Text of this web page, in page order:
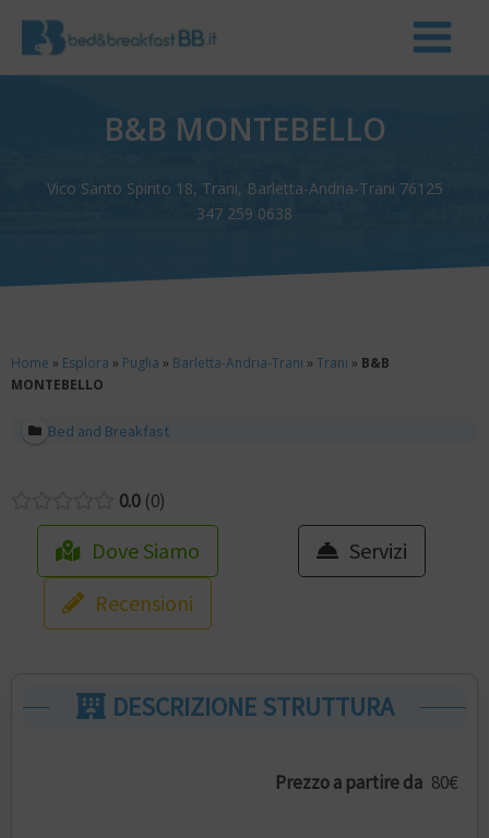
B&B MONTEBELLO
Vico Santo Spirito 18, Trani, Barletta-Andria-Trani 76125
347 259 0638
Home » Esplora » Puglia » Barletta-Andria-Trani » Trani » B&B
MONTEBELLO
Bed and Breakfast
0.0 0
Dove Siamo
Servizi
Recensioni
DESCRIZIONE STRUTTURA
Prezzo a partire da 80€